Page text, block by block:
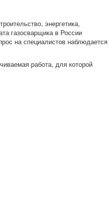
энергетика,
газосварщика в России
на специалистов наблюдается
работа, для которой